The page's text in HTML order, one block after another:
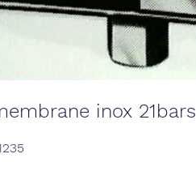
inox 21bars